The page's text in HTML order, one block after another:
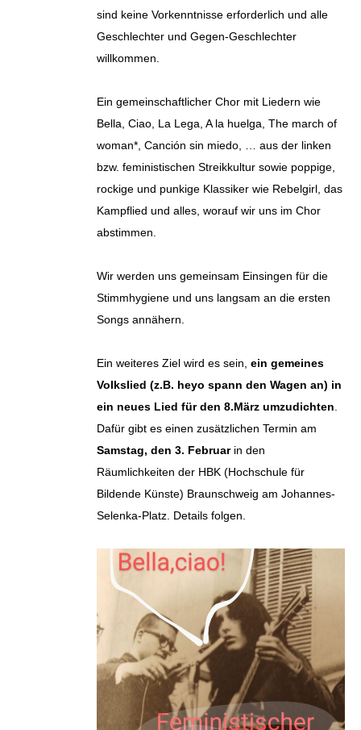
sind keine Vorkenntnisse erforderlich und alle
Geschlechter und Gegen-Geschlechter
willkommen.
Ein gemeinschaftlicher Chor mit Liedern wie
Bella, Ciao, La Lega, A la huelga, The march of
woman*, Canción sin miedo, … aus der linken
bzw. feministischen Streikkultur sowie poppige,
rockige und punkige Klassiker wie Rebelgirl, das
Kampflied und alles, worauf wir uns im Chor
abstimmen.
Wir werden uns gemeinsam Einsingen für die
Stimmhygiene und uns langsam an die ersten
Songs annähern.
Ein weiteres Ziel wird es sein, ein gemeines
Volkslied (z.B. heyo spann den Wagen an) in
ein neues Lied für den 8.März umzudichten
Dafür gibt es einen zusätzlichen Termin am
Samstag, den 3. Februarin den
Räumlichkeiten der HBK (Hochschule für
Bildende Künste) Braunschweig am Johannes-
Selenka-Platz. Details folgen.